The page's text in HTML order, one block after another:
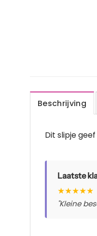
Beschrijving
Dit slipje
Laatste
★★★★★
"Kleine